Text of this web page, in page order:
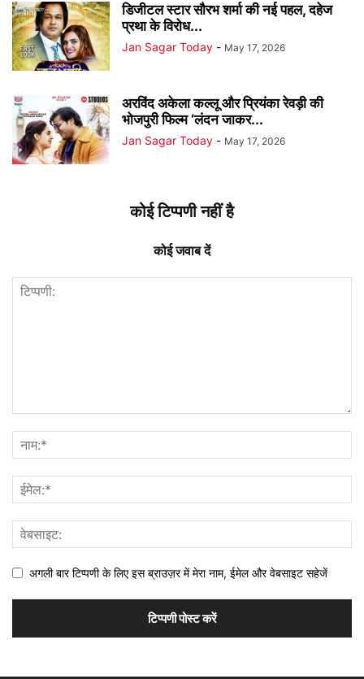
डिजीटल स्टार सौरभ शर्मा की नई पहल, दहेज
प्रथा के विरोध...
Jan Sagar Today - May 17, 2026
अरविंद अकेला कल्लू और प्रियंका रेवड़ी की
भोजपुरी फिल्म ‘लंदन जाकर...
Jan Sagar Today - May 17, 2026
कोई टिप्पणी नहीं है
कोई जवाब दें
अगली बार टिप्पणी के लिए इस ब्राउज़र में मेरा नाम, ईमेल और वेबसाइट सहेजें